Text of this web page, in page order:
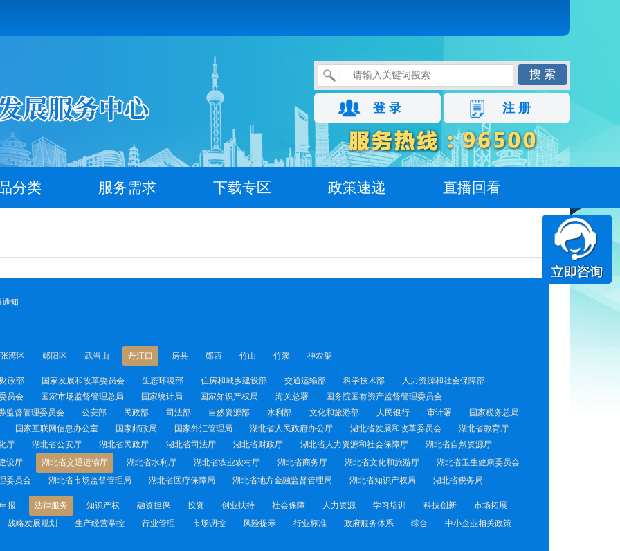
搜 索
登 录 注 册
分类 服务需求 下载专区 政策速递 直播回看
通知
张湾区 郧阳区 武当山 丹江口 房县 郧西 竹山 竹溪 神农架
财政部 国家发展和改革委员会 生态环境部 住房和城乡建设部 交通运输部 科学技术部
人力资源和社会保障部
员会 国家市场监督管理总局 国家统计局 国家知识产权局 海关总署
国务院国有资产监督管理委员会
监督管理委员会 公安部 民政部 司法部 自然资源部 水利部 文化和旅游部 人民银行 审计署
国家税务总局
国家互联网信息办公室 国家邮政局 国家外汇管理局 湖北省人民政府办公厅 湖北省发展和改革委员会
湖北省教育厅
厅 湖北省公安厅 湖北省民政厅 湖北省司法厅 湖北省财政厅 湖北省人力资源和社会保障厅
湖北省自然资源厅
设厅 湖北省交通运输厅 湖北省水利厅 湖北省农业农村厅 湖北省商务厅 湖北省文化和旅游厅
湖北省卫生健康委员会
委员会 湖北省市场监督管理局 湖北省医疗保障局 湖北省地方金融监督管理局 湖北省知识产权局 湖北省税务局
报 法律服务 知识产权 融资担保 投资 创业扶持 社会保障 人力资源 学习培训 科技创新
市场拓展
战略发展规划 生产经营掌控 行业管理 市场调控 风险提示 行业标准 政府服务体系 综合
中小企业相关政策